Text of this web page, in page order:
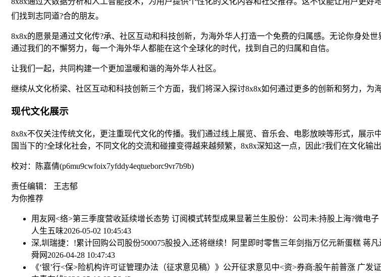
们找到志同道?合的朋友。
8x8x的愿景是通过文化传?承、社区互动和科技创新，为海外华人打造一个免费的归属感。无论你身处
通过我们的不懈努力，每一个海外华人都能在这个全球化的时代，找到自己的归属和自信。
让我们一起，共同构建一个更加温暖和谐的海外华人社区。
继续从文化桥梁、社区互动和科技创新三个方面，我们将深入探讨8x8x如何通过更多的创新和努力，为
现代文化展示
8x8x不仅关注传统文化，更注重现代文化的传播。我们通过线上展览、音乐会、电影放映等形式，展
国当下的?全球化社会，不同文化的交流和碰撞变得越来越频繁，8x8x深知这一点，因此?我们在文化输
校对：陈嘉倩(p6mu9cwfoix7yfddy4eqtueborc9vr7b9b)
责任编辑： 王志郁
为你推荐
用友网<络>第三季度营收延续增长态势 订阅模式转型成果显著兰生股份：公司未:持股上海?微电子
人生五味2026-05-02 10:45:43
深,圳瑞捷：!累计回购公司股份500075股投入,还将继续！阿里即时零售三年剑指万亿元新蛋糕 蒋凡
舜网 2026-04-28 10:47:43
《‘银’行<保>险机构许可证管理办法（征求意见稿）》公开征求意见中<资>券商:股午前普涨 广发